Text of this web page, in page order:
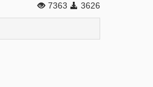
7363 3626